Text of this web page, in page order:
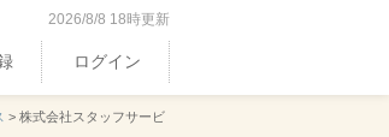
2026/8/8 18時更新
ログイン
> 株式会社スタッフサービ